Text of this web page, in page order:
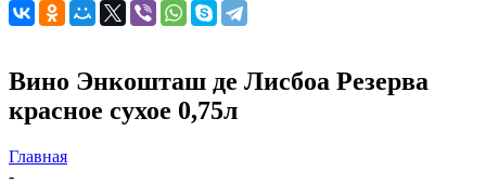
Вино Энкошташ де Лисбоа Резерва
красное сухое 0,75л
Главная
-